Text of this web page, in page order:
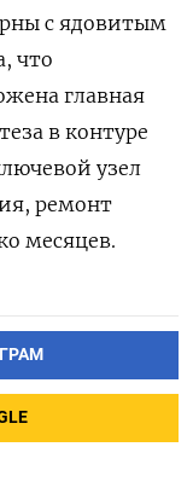
с ядовитым
что
главная
в контуре
узел
ремонт
месяцев.